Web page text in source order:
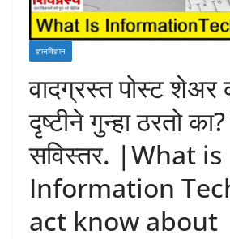
ज्ञानविज्ञान
वादग्रस्त पोस्ट शेअर
दृष्टीने गुन्हा ठरतो
सविस्तर. |What is
Information
act know about